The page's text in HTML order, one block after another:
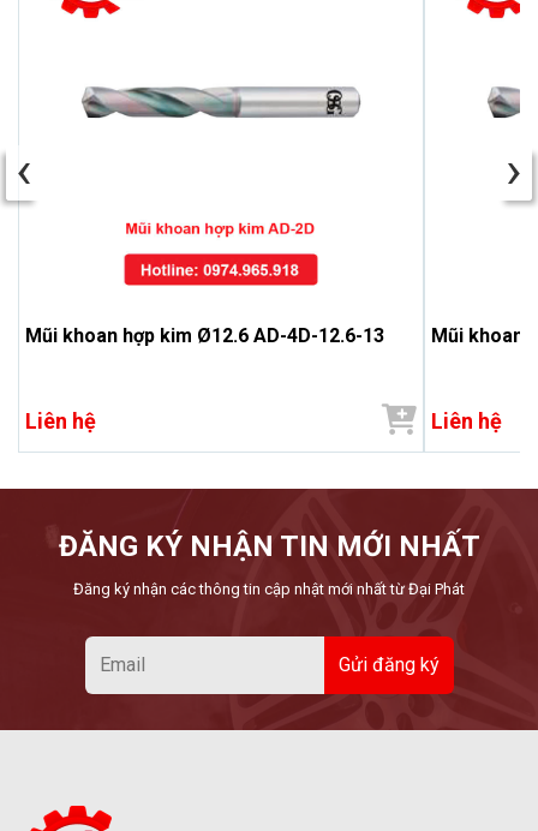
Mũi khoan hợp kim Ø12.6 AD-4D-12.6-13
Liên hệ
Mũi khoan
Liên hệ
‹ ›
ĐĂNG KÝ NHẬN TIN MỚI NHẤT
Đăng ký nhận các thông tin cập nhật mới nhất từ Đại Phát